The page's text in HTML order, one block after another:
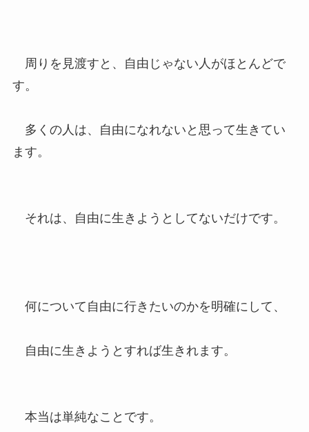
周りを見渡すと、自由じゃない人がほとんどで
す。
多くの人は、自由になれないと思って生きてい
ます。
それは、自由に生きようとしてないだけです。
何について自由に行きたいのかを明確にして、
自由に生きようとすれば生きれます。
本当は単純なことです。